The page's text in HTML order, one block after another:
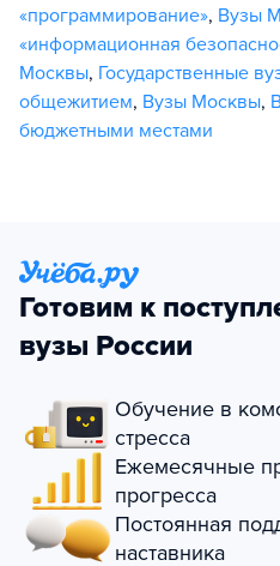
«программирование», Вузы
«информационная
Москвы, Государственные
общежитием, Вузы Москвы,
бюджетными местами
Готовим к
вузы России
Обучение в
стресса
Ежемесячные
прогресса
Постоянная
наставника